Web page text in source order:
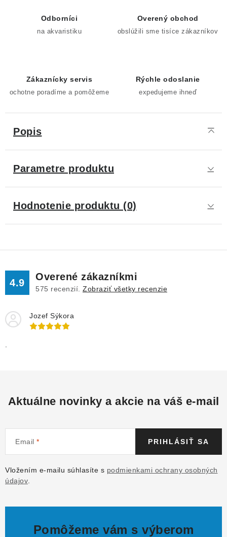
Odborníci
na akvaristiku
Overený obchod
obslúžili sme tisíce zákazníkov
Zákaznícky servis
ochotne poradíme a pomôžeme
Rýchle odoslanie
expedujeme ihneď
Popis
Parametre produktu
Hodnotenie produktu (0)
4.9
Overené zákazníkmi
575 recenzií. Zobraziť všetky recenzie
Jozef Sýkora
Aktuálne novinky a akcie na váš e-mail
Email
Vložením e-mailu súhlasíte s podmienkami ochrany osobných
údajov
PRIHLÁSIŤ SA
Pomôžeme vám s výberom